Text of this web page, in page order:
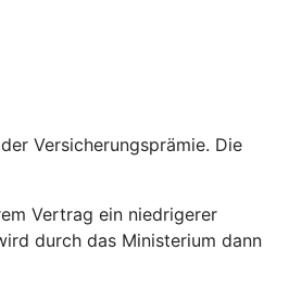
Versicherungsprämie. Die
Vertrag ein niedrigerer
durch das Ministerium dann